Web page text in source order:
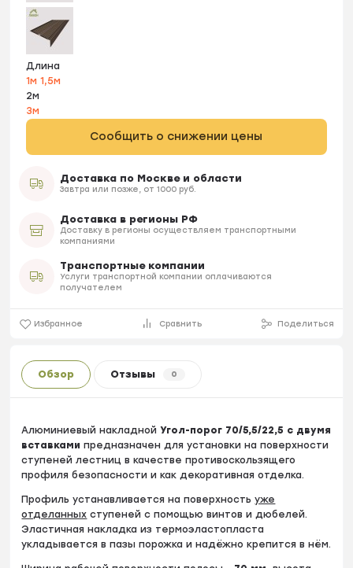
Длина
1м1,5м
2м
3м
Сообщить о снижении цены
Доставка по Москве и области
Завтра или позже, от 1000 руб.
Доставка в регионы РФ
Доставку в регионы осуществляем транспортными
компаниями
Транспортные компании
Услуги транспортной компании оплачиваются
получателем
Избранное Сравнить Поделиться
Обзор Отзывы 0
Алюминиевый накладнойУгол-порог 70/5,5/22,5 с двумя
вставками предназначен для установки на поверхности
ступеней лестниц в качестве противоскользящего
профиля безопасности и как декоративная отделка.
Профиль устанавливается на поверхностьуже
отделанных ступеней с помощью винтов и дюбелей.
Эластичная накладка из термоэластопласта
укладывается в пазы порожка и надёжно крепится в нём.